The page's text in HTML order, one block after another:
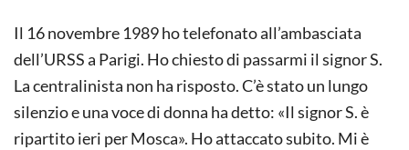
Il 16 novembre 1989 ho telefonato all’ambasciata
dell’URSS a Parigi. Ho chiesto di passarmi il signor S.
La centralinista non ha risposto. C’è stato un lungo
silenzio e una voce di donna ha detto: «Il signor S. è
ripartito ieri per Mosca». Ho attaccato subito. Mi è